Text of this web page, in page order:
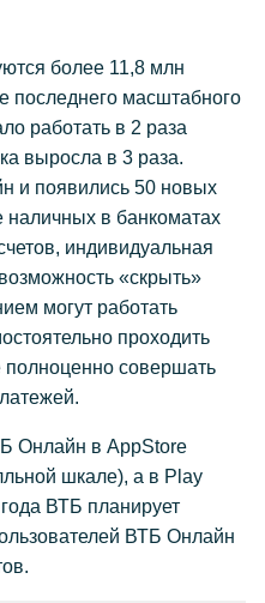
более 11,8 млн
последнего масштабного
работать в 2 раза
выросла в 3 раза.
и появились 50 новых
наличных в банкоматах
индивидуальная
«скрыть»
могут работать
проходить
полноценно совершать
Онлайн в AppStore
шкале), а в Play
ВТБ планирует
ВТБ Онлайн